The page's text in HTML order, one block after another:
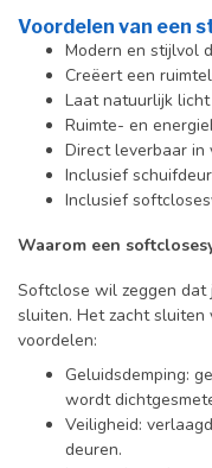
Voordelen van een
Modern en stijlvol
Creëert een
Laat natuurlijk licht
Ruimte- en
Direct leverbaar in
Inclusief
Inclusief
Waarom een
Softclose wil zeggen dat
sluiten. Het zacht
voordelen:
Geluidsdemping:
wordt
Veiligheid:
deuren.